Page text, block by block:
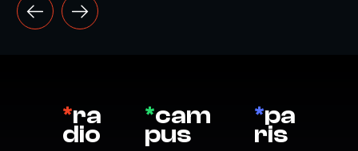
*ra
dio
*cam
pus
*pa
ris